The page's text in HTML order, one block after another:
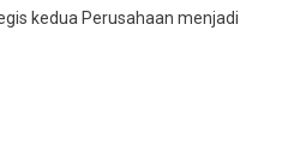
kedua Perusahaan menjadi